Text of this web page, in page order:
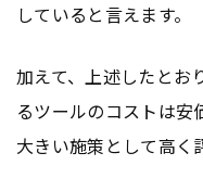
していると言えます。
加えて、上述したとお
るツールのコストは安
大きい施策として高く